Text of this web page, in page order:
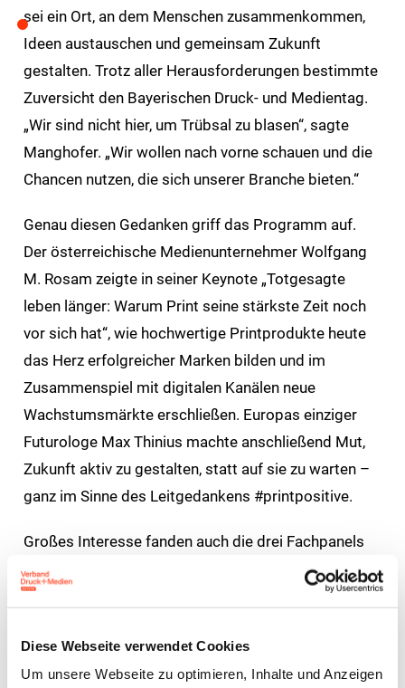
Diese Webseite verwendet Cookies
Um unsere Webseite zu optimieren, Inhalte und Anzeigen
sei ein Ort, an dem Menschen zusammenkommen,
Ideen austauschen und gemeinsam Zukunft
gestalten. Trotz aller Herausforderungen bestimmte
Zuversicht den Bayerischen Druck- und Medientag.
„Wir sind nicht hier, um Trübsal zu blasen“, sagte
Manghofer. „Wir wollen nach vorne schauen und die
Chancen nutzen, die sich unserer Branche bieten.“
Genau diesen Gedanken griff das Programm auf.
Der österreichische Medienunternehmer Wolfgang
M. Rosam zeigte in seiner Keynote „Totgesagte
leben länger: Warum Print seine stärkste Zeit noch
vor sich hat“, wie hochwertige Printprodukte heute
das Herz erfolgreicher Marken bilden und im
Zusammenspiel mit digitalen Kanälen neue
Wachstumsmärkte erschließen. Europas einziger
Futurologe Max Thinius machte anschließend Mut,
Zukunft aktiv zu gestalten, statt auf sie zu warten –
ganz im Sinne des Leitgedankens #printpositive.
Großes Interesse fanden auch die drei Fachpanels
zu aktuellen Branchenthemen. Diskutiert wurden die
Entwicklung der Arbeitsunfähigkeit in Unternehmen,
Wachstumstreiber im Vertrieb sowie neue
Strategien für eine erfolgreiche und zukunftsfähige